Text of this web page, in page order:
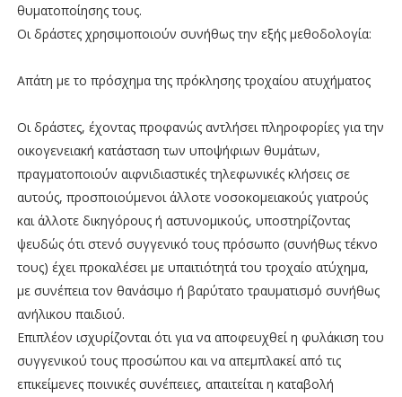
θυματοποίησης τους.
Οι δράστες χρησιμοποιούν συνήθως την εξής μεθοδολογία:
Απάτη με το πρόσχημα της πρόκλησης τροχαίου ατυχήματος
Οι δράστες, έχοντας προφανώς αντλήσει πληροφορίες για την
οικογενειακή κατάσταση των υποψήφιων θυμάτων,
πραγματοποιούν αιφνιδιαστικές τηλεφωνικές κλήσεις σε
αυτούς, προσποιούμενοι άλλοτε νοσοκομειακούς γιατρούς
και άλλοτε δικηγόρους ή αστυνομικούς, υποστηρίζοντας
ψευδώς ότι στενό συγγενικό τους πρόσωπο (συνήθως τέκνο
τους) έχει προκαλέσει με υπαιτιότητά του τροχαίο ατύχημα,
με συνέπεια τον θανάσιμο ή βαρύτατο τραυματισμό συνήθως
ανήλικου παιδιού.
Επιπλέον ισχυρίζονται ότι για να αποφευχθεί η φυλάκιση του
συγγενικού τους προσώπου και να απεμπλακεί από τις
επικείμενες ποινικές συνέπειες, απαιτείται η καταβολή